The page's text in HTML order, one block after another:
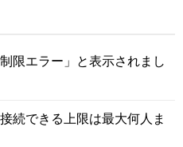
限エラー」と表示されまし
続できる上限は最大何人ま